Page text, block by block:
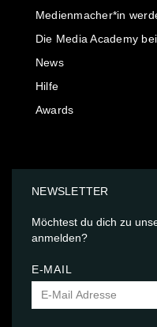
Medienmacher*in
Die Media Academy
News
Hilfe
Awards
NEWSLETTER
Möchtest du dich zu
anmelden?
E-MAIL